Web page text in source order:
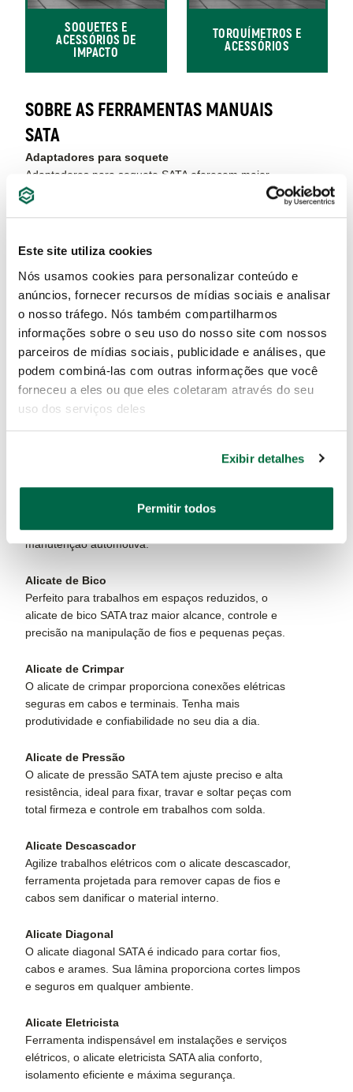
Este site utiliza cookies
Nós usamos cookies para personalizar conteúdo e
anúncios, fornecer recursos de mídias sociais e analisar
o nosso tráfego. Nós também compartilharmos
informações sobre o seu uso do nosso site com nossos
parceiros de mídias sociais, publicidade e análises, que
podem combiná-las com outras informações que você
forneceu a eles ou que eles coletaram através do seu
uso dos serviços deles
Exibir detalhes
Permitir todos
SOQUETES E
ACESSÓRIOS DE
IMPACTO
TORQUÍMETROS E
ACESSÓRIOS
SOBRE AS FERRAMENTAS MANUAIS
SATA
Adaptadores para soquete
Adaptadores para soquete SATA oferecem maior
versatilidade e alcance em trabalhos com diferentes
As alavancas SATA são robustas e possibilitam mais
força e precisão em montagens, desmontagens e
ajustes, tornando qualquer tarefa mais eficiente e
segura.
Alicate Corte Tesoura
O alicate corte tesoura é indispensável para cortes
rápidos e precisos em fios e materiais metálicos. Com
Utilize o alicate de anel SATA para instalação ou
remoção de anéis de retenção com agilidade e
manutenção automotiva.
Alicate de Bico
Perfeito para trabalhos em espaços reduzidos, o
alicate de bico SATA traz maior alcance, controle e
precisão na manipulação de fios e pequenas peças.
Alicate de Crimpar
O alicate de crimpar proporciona conexões elétricas
seguras em cabos e terminais. Tenha mais
produtividade e confiabilidade no seu dia a dia.
Alicate de Pressão
O alicate de pressão SATA tem ajuste preciso e alta
resistência, ideal para fixar, travar e soltar peças com
total firmeza e controle em trabalhos com solda.
Alicate Descascador
Agilize trabalhos elétricos com o alicate descascador,
ferramenta projetada para remover capas de fios e
cabos sem danificar o material interno.
Alicate Diagonal
O alicate diagonal SATA é indicado para cortar fios,
cabos e arames. Sua lâmina proporciona cortes limpos
e seguros em qualquer ambiente.
Alicate Eletricista
Ferramenta indispensável em instalações e serviços
elétricos, o alicate eletricista SATA alia conforto,
isolamento eficiente e máxima segurança.